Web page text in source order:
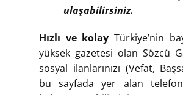
ulaşabilirsiniz.
Hızlı ve kolay Türkiye’nin
yüksek gazetesi olan Sözcü
sosyal ilanlarınızı (Vefat,
bu sayfada yer alan